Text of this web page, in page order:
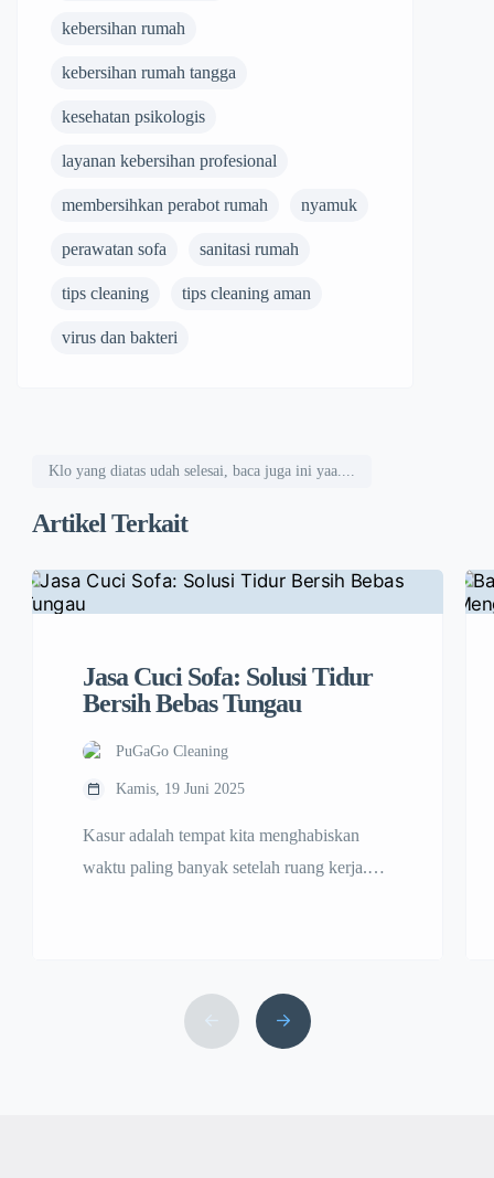
kebersihan rumah
kebersihan rumah tangga
kesehatan psikologis
layanan kebersihan profesional
membersihkan perabot rumah nyamuk
perawatan sofa sanitasi rumah
tips cleaning tips cleaning aman
virus dan bakteri
Klo yang diatas udah selesai, baca juga ini yaa....
Artikel Terkait
Jasa Cuci Sofa: Solusi Tidur
Bersih Bebas Tungau
PuGaGo Cleaning
Kamis, 19 Juni 2025
Kasur adalah tempat kita menghabiskan
waktu paling banyak setelah ruang kerja.
Sayangnya, banyak orang mengabaikan
kebersihan kasur, padahal tempat ini rentan